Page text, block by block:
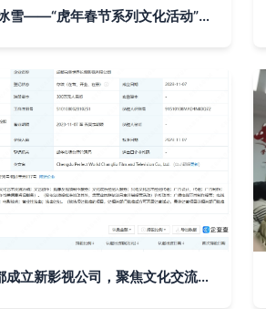
助力冬奥 乐享冰雪——“虎年春节系列文化活动”引爆江城冰雪热潮
完美世界在成都成立新影视公司，聚焦文化交流新篇章